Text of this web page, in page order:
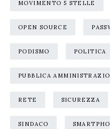
MOVIMENTO 5 STELLE
OPEN SOURCE
PODISMO POLITICA
PUBBLICA
RETE SICUREZZA
SINDACO